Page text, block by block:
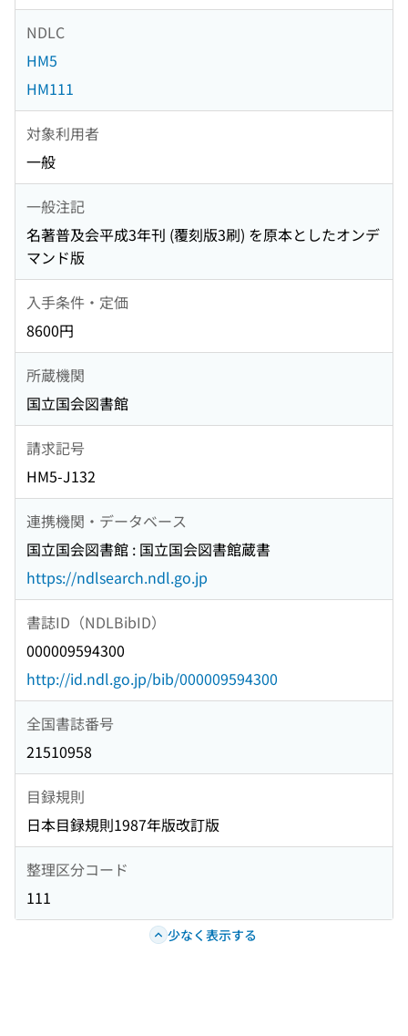
NDLC
HM5
HM111
対象利用者
一般
一般注記
名著普及会平成3年刊 (覆刻版3刷) を原本としたオンデ
マンド版
入手条件・定価
8600円
所蔵機関
国立国会図書館
請求記号
HM5-J132
連携機関・データベース
国立国会図書館 : 国立国会図書館蔵書
https://ndlsearch.ndl.go.jp
書誌ID（NDLBibID）
000009594300
http://id.ndl.go.jp/bib/000009594300
全国書誌番号
21510958
目録規則
日本目録規則1987年版改訂版
整理区分コード
111
少なく表示する